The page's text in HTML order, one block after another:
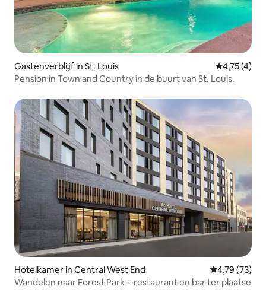
Gastenverblijf in St. Louis
4,75 (4)
Pension in Town and Country in de buurt van St. Louis.
Hotelkamer in Central West End Gemiddelde
4,79 (73)
Wandelen naar Forest Park + restaurant en bar ter plaatse